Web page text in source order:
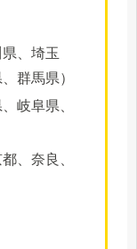
、埼玉
群馬県）
岐阜県、
、奈良、